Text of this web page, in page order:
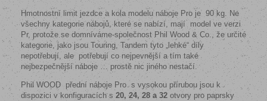
Hmotnostní limit jezdce a kola modelu náboje Pro je 90 kg. Ne
všechny kategorie nábojů, které se nabízí, mají model ve verzi
Pr, protože se domníváme-společnost Phil Wood & Co., že určité
kategorie, jako jsou Touring, Tandem tyto „lehké“ díly
nepotřebují, ale potřebují co nejpevnější a tím také
nejbezpečnější náboje … prostě nic jiného nestačí.
Phil WOOD přední náboje Pro s vysokou přírubou jsou k
dispozici v konfiguracích s 20, 24, 28 a 32otvory pro paprsky